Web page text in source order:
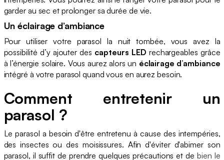
garder au sec et prolonger sa durée de vie.
Un éclairage d’ambiance
Pour utiliser votre parasol la nuit tombée, vous avez la
possibilité d’y ajouter des capteurs LED rechargeables grâce
à l’énergie solaire. Vous aurez alors un éclairage d’ambiance
intégré à votre parasol quand vous en aurez besoin.
Comment entretenir un
parasol ?
Le parasol a besoin d'être entretenu à cause des intempéries,
des insectes ou des moisissures. Afin d'éviter d'abimer son
parasol, il suffit de prendre quelques précautions et debien le